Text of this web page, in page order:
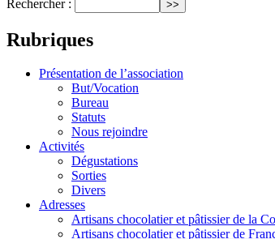
Rechercher :
Rubriques
Présentation de l’association
But/Vocation
Bureau
Statuts
Nous rejoindre
Activités
Dégustations
Sorties
Divers
Adresses
Artisans chocolatier et pâtissier de la
Artisans chocolatier et pâtissier de